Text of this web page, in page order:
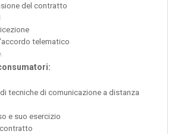
del contratto
telematico
tecniche di comunicazione a distanza
e suo esercizio